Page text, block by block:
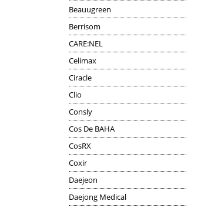
Beauugreen
Berrisom
CARE:NEL
Celimax
Ciracle
Clio
Consly
Cos De BAHA
CosRX
Coxir
Daejeon
Daejong Medical